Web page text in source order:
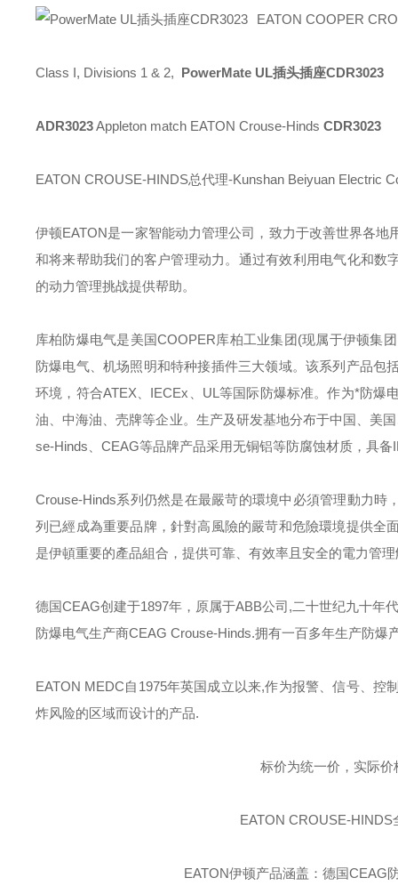
EATON COOPER
Class I, Divisions 1 & 2, PowerMate UL插头插座CDR3023
ADR3023Appleton match EATON Crouse-Hinds CDR3023
EATON CROUSE-HINDS总代理-Kunshan Beiyuan Electric
伊顿EATON是一家智能动力管理公司，致力于改善世界各
和将来帮助我们的客户管理动力。通过有效利用电气化和
的动力管理挑战提供帮助。
库柏防爆电气是美国COOPER库柏工业集团(现属于伊顿集
防爆电气、机场照明和特种接插件三大领域。该系列产品包
环境，符合ATEX IECEx UL 等国际防爆标准。作为*防爆
油、中海油、壳牌等企业。生产及研发基地分布于中国、美
se-Hinds
CEAG等品牌产品采用无铜铝等防腐蚀材质，具备
Crouse-Hinds系列仍然是在最嚴苛的環境中必須管理動力時
列已經成為重要品牌，針對高風險的嚴苛和危險環境提供全
是伊頓重要的產品組合，提供可靠、有效率且安全的電力管
德国CEAG创建于1897年，原属于ABB公司,二十世纪九十年
防爆电气生产商CEAG Crouse-Hinds.拥有一百多年生产防爆
EATON MEDC自 1975年英国成立以来,作为报警、信号、控
炸风险的区域而设计的产品.
标价为统一价，实际
EATON CROUSE-HINDS
EATON伊顿产品涵盖：德国CEAG